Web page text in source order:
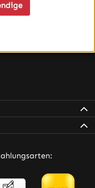
in neuem Tab
an – öffnet in neuem
YouTube an – öffnet